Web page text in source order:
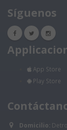
Síguenos
App Store
Play Store
Domicilio: